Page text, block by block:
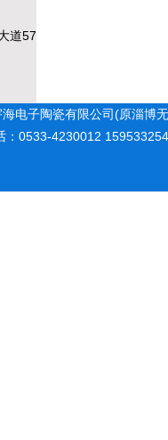
道57
海电子陶瓷有限公司(原淄
：0533-4230012